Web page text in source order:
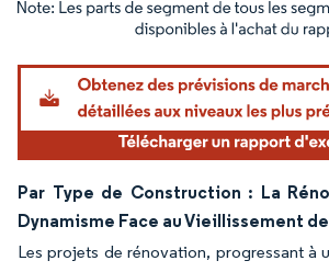
Image © Mordor Intelligence. La réutilisation
Par Type de Construction : La
Dynamisme Face au Vieillissement
Les projets de rénovation, progressant à